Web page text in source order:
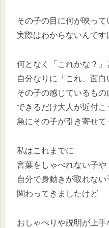
その子の目に何が映って
実際はわからないんです
何となく「これかな？」
自分なりに「これ、面白
その子の感じているもの
できるだけ大人が近付こ
急にその子が引き寄せて
私はこれまでに
言葉をしゃべれない子や
自分で身動きが取れない
関わってきましたけど
おしゃべりや説明が上